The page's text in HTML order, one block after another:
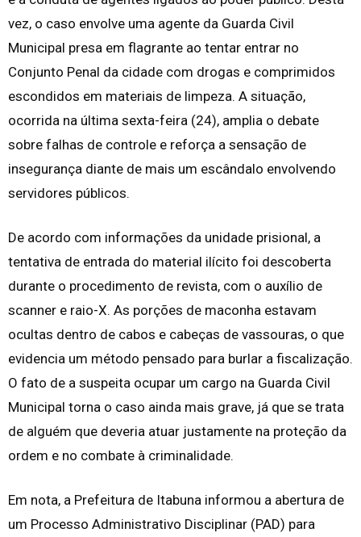
vez, o caso envolve uma agente da Guarda Civil
Municipal presa em flagrante ao tentar entrar no
Conjunto Penal da cidade com drogas e comprimidos
escondidos em materiais de limpeza. A situação,
ocorrida na última sexta-feira (24), amplia o debate
sobre falhas de controle e reforça a sensação de
insegurança diante de mais um escândalo envolvendo
servidores públicos.
De acordo com informações da unidade prisional, a
tentativa de entrada do material ilícito foi descoberta
durante o procedimento de revista, com o auxílio de
scanner e raio-X. As porções de maconha estavam
ocultas dentro de cabos e cabeças de vassouras, o que
evidencia um método pensado para burlar a fiscalização.
O fato de a suspeita ocupar um cargo na Guarda Civil
Municipal torna o caso ainda mais grave, já que se trata
de alguém que deveria atuar justamente na proteção da
ordem e no combate à criminalidade.
Em nota, a Prefeitura de Itabuna informou a abertura de
um Processo Administrativo Disciplinar (PAD) para